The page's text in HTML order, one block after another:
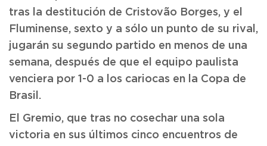
tras la destitución de Cristovão Borges, y el
Fluminense, sexto y a sólo un punto de su rival,
jugarán su segundo partido en menos de una
semana, después de que el equipo paulista
venciera por 1-0 a los cariocas en la Copa de
Brasil.
El Gremio, que tras no cosechar una sola
victoria en sus últimos cinco encuentros de